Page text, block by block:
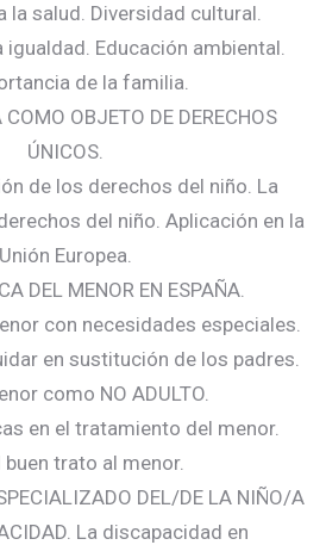
la salud. Diversidad cultural.
igualdad. Educación ambiental.
de la familia.
OBJETO DE DERECHOS
ÚNICOS.
de los derechos del niño. La
del niño. Aplicación en la
Unión Europea.
DEL MENOR EN ESPAÑA.
con necesidades especiales.
en sustitución de los padres.
como NO ADULTO.
en el tratamiento del menor.
buen trato al menor.
DEL/DE LA NIÑO/A
La discapacidad en